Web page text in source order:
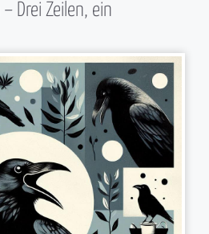
– Drei Zeilen, ein